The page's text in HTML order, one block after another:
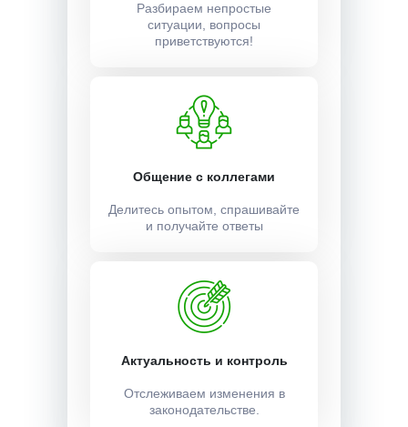
Разбираем непростые
ситуации, вопросы
приветствуются!
Общение с коллегами
Делитесь опытом, спрашивайте
и получайте ответы
Актуальность и контроль
Отслеживаем изменения в
законодательстве.